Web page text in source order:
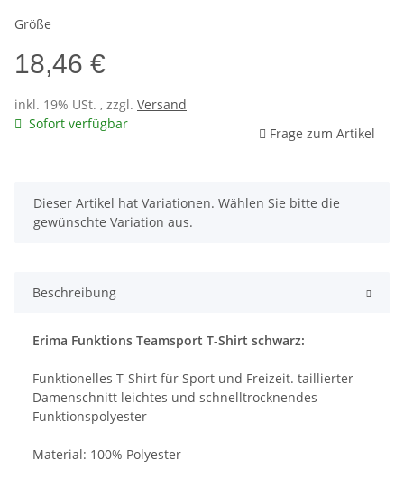
Größe
18,46 €
inkl. 19% USt. , zzgl. Versand
Sofort verfügbar
Frage zum Artikel
x
Dieser Artikel hat Variationen. Wählen Sie bitte die
gewünschte Variation aus.
Beschreibung
Erima Funktions Teamsport T-Shirt schwarz:
Funktionelles T-Shirt für Sport und Freizeit. taillierter
Damenschnitt leichtes und schnelltrocknendes
Funktionspolyester
Material: 100% Polyester